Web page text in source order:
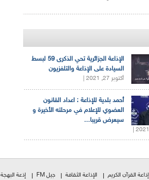
الإذاعة الجزائرية تحي الذكرى 59 لبسط
السيادة على الإذاعة والتلفزيون
أكتوبر 27, 2021 |
أحمد بلدية للإذاعة : اعداد القانون
العضوي للإعلام في مرحلته الأخيرة و
سيعرض قريبا...
إذاعة القرآن الكريم الإذاعة الثقافة جيل FM إذعة البهجة